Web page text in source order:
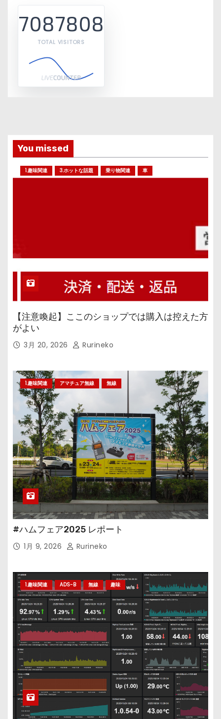
7087808
TOTAL VISITORS
You missed
1.趣味関連 3.ホットな話題 乗り物関連 車
【注意喚起】ここのショップでは購入は控えた方
がよい
3月 20, 2026 Rurineko
1.趣味関連 アマチュア無線 無線
#ハムフェア2025 レポート
1月 9, 2026 Rurineko
1.趣味関連 ADS-B 無線 趣味